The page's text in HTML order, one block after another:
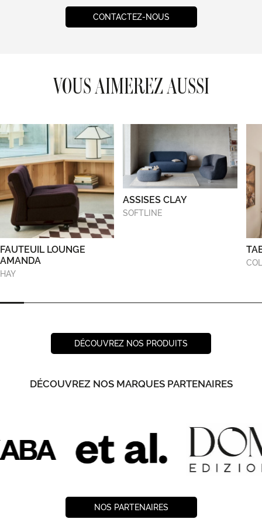
CONTACTEZ-NOUS
VOUS AIMEREZ AUSSI
FAUTEUIL LOUNGE
AMANDA
HAY
ASSISES CLAY
SOFTLINE
DÉCOUVREZ NOS PRODUITS
DÉCOUVREZ NOS MARQUES PARTENAIRES
NOS PARTENAIRES